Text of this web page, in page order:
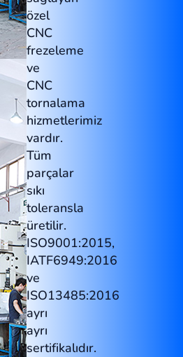
özel
CNC
frezeleme
ve
CNC
tornalama
hizmetlerimiz
vardır.
Tüm
parçalar
sıkı
toleransla
üretilir.
ISO9001:2015,
IATF6949:2016
ve
ISO13485:2016
ayrı
ayrı
sertifikalıdır.